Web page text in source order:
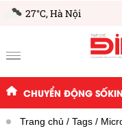
27°C,Hà Nội
CHUYỂN ĐỘNG SỐ
Trang chủ Tags